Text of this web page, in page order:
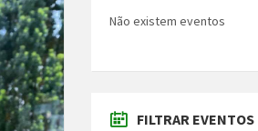
Não existem eventos
FILTRAR EVENTOS